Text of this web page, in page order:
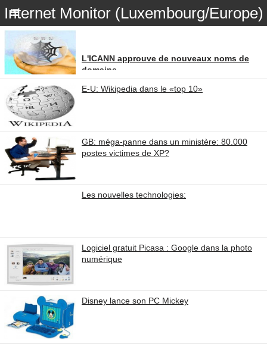
Internet Monitor (Luxembourg/Europe)
L'ICANN approuve de nouveaux noms de
domaine
E-U: Wikipedia dans le «top 10»
GB: méga-panne dans un ministère: 80.000
postes victimes de XP?
Les nouvelles technologies:
Logiciel gratuit Picasa : Google dans la photo
numérique
Disney lance son PC Mickey